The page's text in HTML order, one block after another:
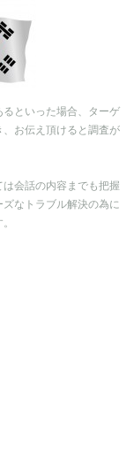
といった場合、ターゲ
お伝え頂けると調査が
会話の内容までも把握
なトラブル解決の為に